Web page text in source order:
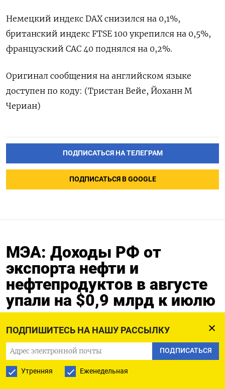
ПОДПИШИТЕСЬ НА НАШУ РАССЫЛКУ
ПОДПИСАТЬСЯ
Утренняя Еженедельная
Немецкий индекс DAX снизился на 0,1%,
британский индекс FTSE 100 укрепился на 0,5%,
французский CAC 40 поднялся на 0,2%.
Оригинал сообщения на английском языке
доступен по коду: (Тристан Вейе, Йоханн М
Чериан)
ПОДПИСАТЬСЯ НА ТЕЛЕГРАМ
ПОДПИСАТЬСЯ В GOOGLE
МЭА: Доходы РФ от
экспорта нефти и
нефтепродуктов в августе
упали на $0,9 млрд к июлю
МОСКВА, 11 сен (Рейтер) - Доходы РФ от экспорта
нефти и нефтепродуктов в августе 2025 года